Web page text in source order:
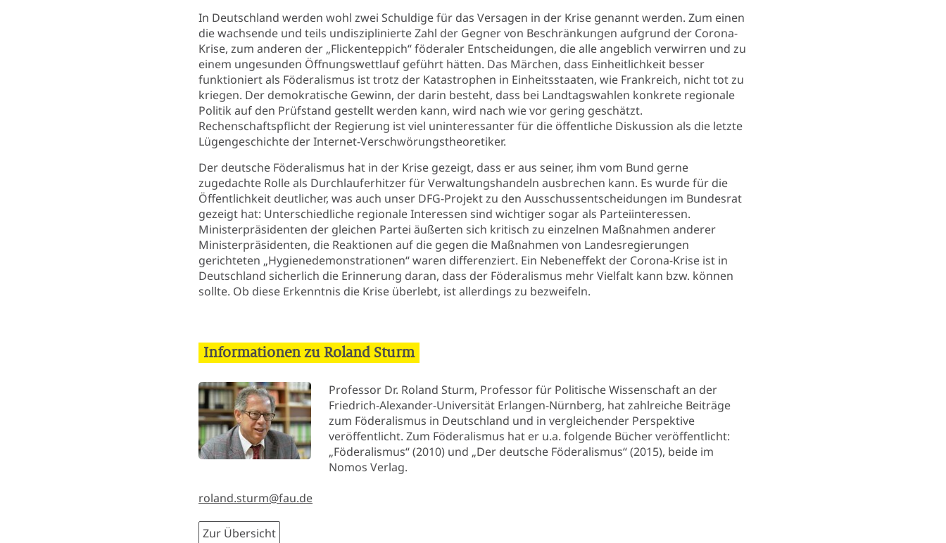
In Deutschland werden wohl zwei Schuldige für das Versagen in der Krise genannt werden. Zum einen
die wachsende und teils undisziplinierte Zahl der Gegner von Beschränkungen aufgrund der Corona-
Krise, zum anderen der „Flickenteppich“ föderaler Entscheidungen, die alle angeblich verwirren und zu
einem ungesunden Öffnungswettlauf geführt hätten. Das Märchen, dass Einheitlichkeit besser
funktioniert als Föderalismus ist trotz der Katastrophen in Einheitsstaaten, wie Frankreich, nicht tot zu
kriegen. Der demokratische Gewinn, der darin besteht, dass bei Landtagswahlen konkrete regionale
Politik auf den Prüfstand gestellt werden kann, wird nach wie vor gering geschätzt.
Rechenschaftspflicht der Regierung ist viel uninteressanter für die öffentliche Diskussion als die letzte
Lügengeschichte der Internet-Verschwörungstheoretiker.
Der deutsche Föderalismus hat in der Krise gezeigt, dass er aus seiner, ihm vom Bund gerne
zugedachte Rolle als Durchlauferhitzer für Verwaltungshandeln ausbrechen kann. Es wurde für die
Öffentlichkeit deutlicher, was auch unser DFG-Projekt zu den Ausschussentscheidungen im Bundesrat
gezeigt hat: Unterschiedliche regionale Interessen sind wichtiger sogar als Parteiinteressen.
Ministerpräsidenten der gleichen Partei äußerten sich kritisch zu einzelnen Maßnahmen anderer
Ministerpräsidenten, die Reaktionen auf die gegen die Maßnahmen von Landesregierungen
gerichteten „Hygienedemonstrationen“ waren differenziert. Ein Nebeneffekt der Corona-Krise ist in
Deutschland sicherlich die Erinnerung daran, dass der Föderalismus mehr Vielfalt kann bzw. können
sollte. Ob diese Erkenntnis die Krise überlebt, ist allerdings zu bezweifeln.
Informationen zu Roland Sturm
Professor Dr. Roland Sturm, Professor für Politische Wissenschaft an der
Friedrich-Alexander-Universität Erlangen-Nürnberg, hat zahlreiche Beiträge
zum Föderalismus in Deutschland und in vergleichender Perspektive
veröffentlicht. Zum Föderalismus hat er u.a. folgende Bücher veröffentlicht:
„Föderalismus“ (2010) und „Der deutsche Föderalismus“ (2015), beide im
Nomos Verlag.
roland.sturm@fau.de
Zur Übersicht